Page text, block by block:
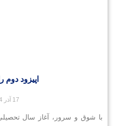
اپیزود دوم
17 آذر 1404
با شوق و سرور، آغاز سال